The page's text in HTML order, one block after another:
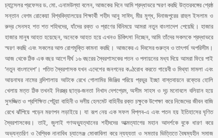
চ্যান্সেলর প্রফেসর ড. মো. এনামউল্যা বলেন, আজকের দিনে আমি শ্রদ্ধাভরে স্মরণ করছি উত্তরবঙ্গের শ্রেষ্ঠ
সন্তান বেগম রোকেয়া বিশ্ববিদ্যালয়ের শিক্ষার্থী শহীদ আবু সাঈদ, মীর মুগ্ধ, দিনাজপুরের রাহুল ইসলাম ও
রুদ্র সেনসহ শত শত শহিদদের, যাঁদের রক্ত ও প্রাণের বিনিময়ে আমরা নতুন বাংলাদেশ পেয়েছি। হাজার
হাজার মানুষ আহত হয়েছেন, অনেকে আহত হয়ে এখনও চিকিৎসা নিচ্ছেন, আমি তাঁদের সকলকে শ্রদ্ধাভরে
স্মরণ করছি এবং সকলের আশু রোগমুক্তি কামনা করছি। আজকের এ দিবসের গুরুত্ব ও তাৎপর্য অপরিসীম।
আজ থেকে ঠিক এক বছর আগে দীর্ঘ ১৬ বছরের স্বৈরশাসকের পতন ও পলায়নের মধ্য দিয়ে আমরা ফিরে পাই
‘নতুন বাংলাদেশ’। পতিত স্বৈরশাসক যখন এদেশের জনগনের কণ্ঠরোধ করতে গায়েবী ও মিথ্যা মামলা এবং
আয়নাঘর নামের বন্দিশালায় আটকে রেখে গোলামির জিঞ্জির পরিয়ে প্রভুর ইচ্ছা বাস্তবায়নে রক্তের হোলি
খেলায় মত্ত ঠিক তখনই নিরস্ত্র ছাত্র-জনতা নিখাদ দেশপ্রেম, অসীম সাহস ও দৃঢ় মনোবলে বলিয়ান হয়ে
সুসজ্জিত ও প্রশিক্ষিত পেটুয়া বাহিনী ও দলীয় হেলমেট বাহিনীর রক্ত চক্ষুকে উপেক্ষা করে নিজেদের জীবন বাজি
রেখে ঝাঁপিয়ে পড়েন মরণপন লড়াইয়ে। যা রূপ নেয় এক সফল বিপ্লব-এ এবং পতন হয় ইতিহাসের ঘৃণিত
স্বৈরশাসকের। তাই, জুলাই গণঅভ্যুত্থানের শহীদদের আত্মত্যাগের মহান আদর্শকে বুকে ধারণ করে
অভ্যন্তরিণ ও বৈশ্বিক নানাবিধ চ্যালেঞ্জ মোকাবিলা করে ন্যয্যতা ও সমতার ভিত্তিতে বৈষম্যহীন সমাজ